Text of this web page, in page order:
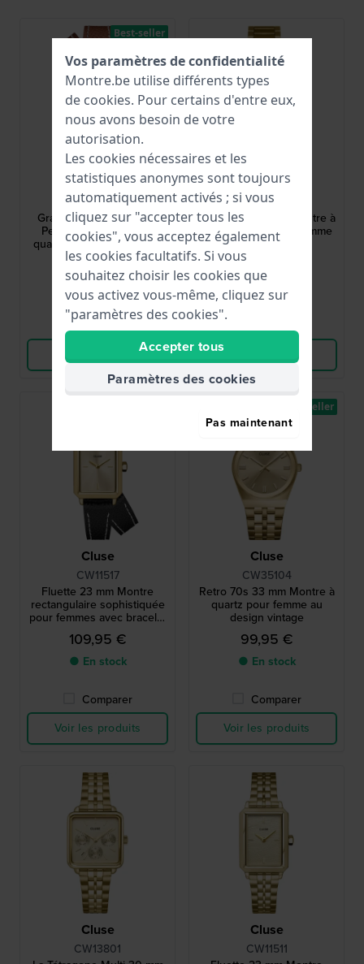
Cluse
CW11821
Gracieuse Petite 24 mm
Petite montre carrée à
quartz pour femmes avec
cristaux et bracelet
enveloppant
149,95 €
● En stock
Voir les produits
Best-seller
Cluse
CW11911
Gracieuse 28 mm Montre à
quartz carrée pour femme
109,95 €
● En stock
Voir les produits
Cluse
CW11517
Fluette 23 mm Montre
rectangulaire sophistiquée
pour femmes avec bracelet
enveloppant
109,95 €
● En stock
Comparer
Voir les produits
Cluse
CW35104
Retro 70s 33 mm Montre à
quartz pour femme au
design vintage
99,95 €
● En stock
Comparer
Voir les produits
Best-seller
Cluse
CW13801
Cluse
CW11511
Vos paramètres de confidentialité
Montre.be utilise différents types
de cookies. Pour certains d'entre eux,
nous avons besoin de votre
autorisation.
Les cookies nécessaires et les
statistiques anonymes sont toujours
automatiquement activés ; si vous
cliquez sur "accepter tous les
cookies", vous acceptez également
les cookies facultatifs. Si vous
souhaitez choisir les cookies que
vous activez vous-même, cliquez sur
"paramètres des cookies".
Accepter tous
Paramètres des cookies
Pas maintenant